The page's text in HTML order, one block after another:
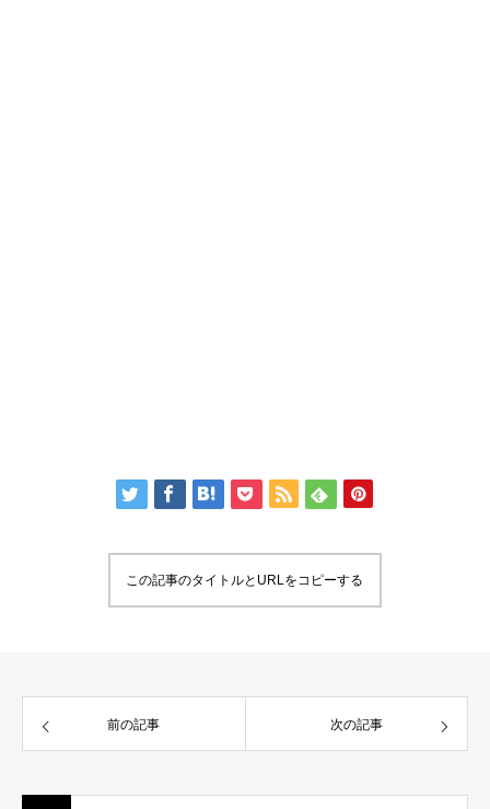
この記事のタイトルとURLをコピーする
前の記事 次の記事